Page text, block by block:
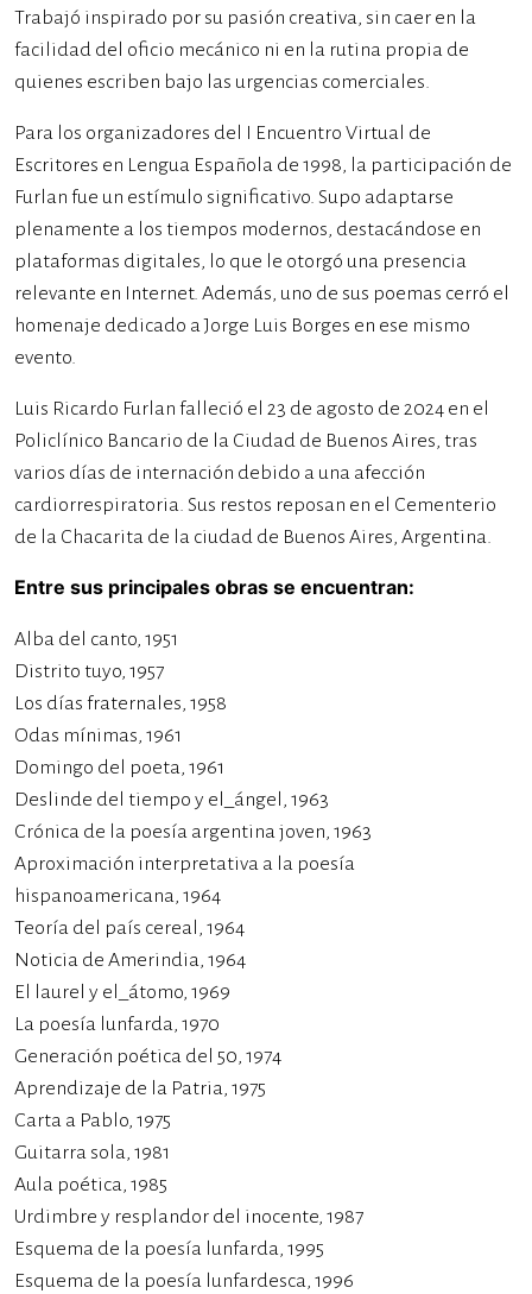
Trabajó inspirado por su pasión creativa, sin caer en la
facilidad del oficio mecánico ni en la rutina propia de
quienes escriben bajo las urgencias comerciales.
Para los organizadores del I Encuentro Virtual de
Escritores en Lengua Española de 1998, la participación de
Furlan fue un estímulo significativo. Supo adaptarse
plenamente a los tiempos modernos, destacándose en
plataformas digitales, lo que le otorgó una presencia
relevante en Internet. Además, uno de sus poemas cerró el
homenaje dedicado a Jorge Luis Borges en ese mismo
evento.
Luis Ricardo Furlan falleció el 23 de agosto de 2024 en el
Policlínico Bancario de la Ciudad de Buenos Aires, tras
varios días de internación debido a una afección
cardiorrespiratoria. Sus restos reposan en el Cementerio
de la Chacarita de la ciudad de Buenos Aires, Argentina.
Entre sus principales obras se encuentran:
Alba del canto, 1951
Distrito tuyo, 1957
Los días fraternales, 1958
Odas mínimas, 1961
Domingo del poeta, 1961
Deslinde del tiempo y el_ángel, 1963
Crónica de la poesía argentina joven, 1963
Aproximación interpretativa a la poesía
hispanoamericana, 1964
Teoría del país cereal, 1964
Noticia de Amerindia, 1964
El laurel y el_átomo, 1969
La poesía lunfarda, 1970
Generación poética del 50, 1974
Aprendizaje de la Patria, 1975
Carta a Pablo, 1975
Guitarra sola, 1981
Aula poética, 1985
Urdimbre y resplandor del inocente, 1987
Esquema de la poesía lunfarda, 1995
Esquema de la poesía lunfardesca, 1996